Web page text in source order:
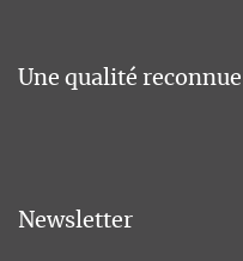
Une qualité reconnue
Newsletter